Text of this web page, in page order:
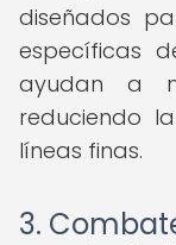
diseñados
específicas
ayudan a
reduciendo
líneas finas.
3.